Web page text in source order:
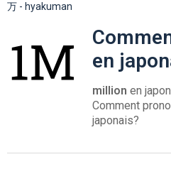
万 - hyakuman
en
million en
Comment
japonais?